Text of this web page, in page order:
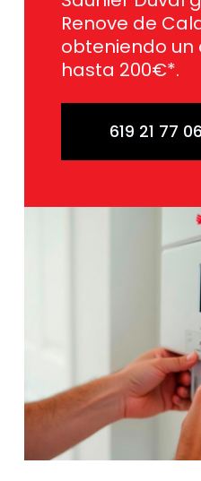
Renove de
obteniendo un
hasta 200€*.
619 21 77 06